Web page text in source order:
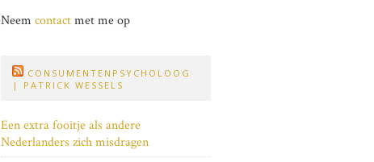
Neem contactmet me op
CONSUMENTENPSYCHOLOOG
| PATRICK WESSELS
Een extra fooitje als andere
Nederlanders zich misdragen